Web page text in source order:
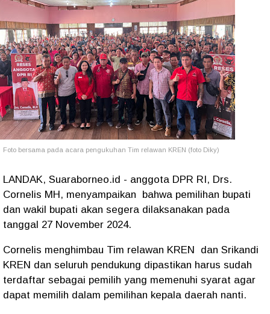
Foto bersama pada acara pengukuhan Tim relawan KREN (foto Diky)
LANDAK, Suaraborneo.id - anggota DPR RI, Drs.
Cornelis MH, menyampaikan bahwa pemilihan bupati
dan wakil bupati akan segera dilaksanakan pada
tanggal 27 November 2024.
Cornelis menghimbau Tim relawan KREN dan Srikandi
KREN dan seluruh pendukung dipastikan harus sudah
terdaftar sebagai pemilih yang memenuhi syarat agar
dapat memilih dalam pemilihan kepala daerah nanti.